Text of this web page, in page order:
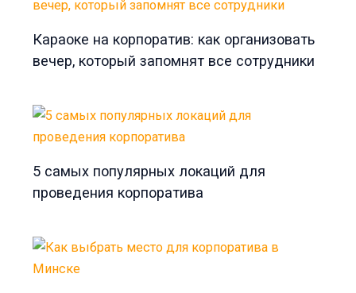
Караоке на корпоратив: как организовать
вечер, который запомнят все сотрудники
5 самых популярных локаций для
проведения корпоратива